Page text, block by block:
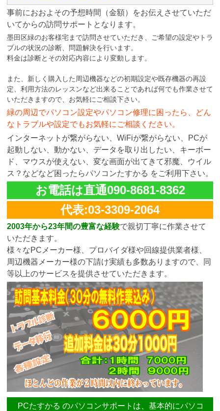
事前におおよその予想時間（金額）をお伝えさせていただ
いてからの訪問サポートとなります。
墨田区緑のお客様宅まで訪問させていただき、ご希望の設定やトラ
ブルの状況の診断、問題解決を行います。
料金は診断とその対応内容により変動します。
また、新しく購入した周辺機器などの初期設定や既存機器の再設
定、利用方法のレッスンなど出来ることであれば何でも作業させて
いただきますので、お気軽にご相談下さい。
緑の周辺でパソコン設定やパソコン修理に困ったら、どん
なトラブルや設定でもお気軽にご相談ください。
インターネットが繋がらない、WiFiが繋がらない、PCが
起動しない、動かない、データを取り出したい、キーボー
ド、マウスが使えない、変な画面が出てきて邪魔、ウイル
ス？などなど困ったらパソコンたすかる をご利用下さい。
お電話は直通090-8681-8362
代表:03-3309-2064
2003年から23年間の豊富な経験で親切丁寧に作業させて
いただきます。
様々なPCメーカー様、プロバイダ様や回線提供業者様、
周辺機器メーカー様の下請け実績も多数ありますので、同
等以上のサービスを提供させていただきます。
PCたすかる のパソコンサポートは、基本的にパソコ